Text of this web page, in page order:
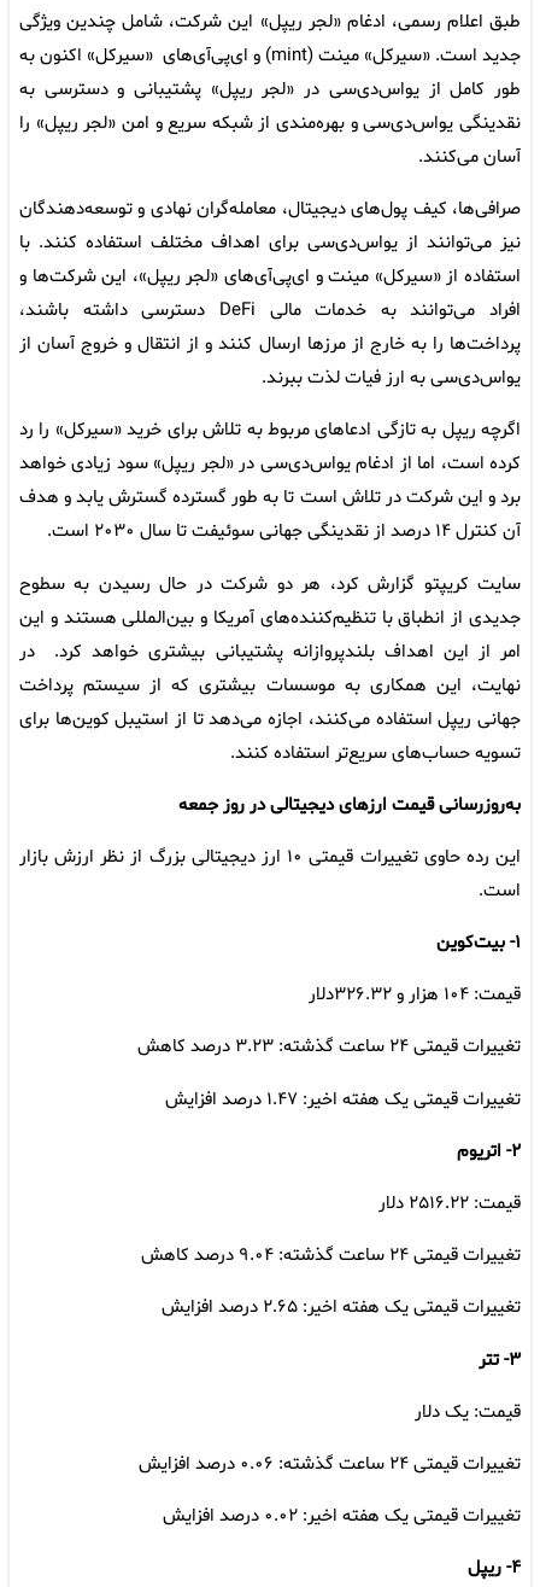
طبق اعلام رسمی، ادغام «لجر ریپل» این شرکت، شامل چندین ویژگی
جدید است. «سیرکل» مینت (mint) و ای‌پی‌آی‌های «سیرکل» اکنون به
طور کامل از یواس‌دی‌سی در «لجر ریپل» پشتیبانی و دسترسی به
نقدینگی یواس‌دی‌سی و بهره‌مندی از شبکه سریع و امن «لجر ریپل» را
آسان می‌کنند.
صرافی‌ها، کیف پول‌های دیجیتال، معامله‌گران نهادی و توسعه‌دهندگان
نیز می‌توانند از یواس‌دی‌سی برای اهداف مختلف استفاده کنند. با
استفاده از «سیرکل» مینت و ای‌پی‌آی‌های «لجر ریپل»، این شرکت‌ها و
افراد می‌توانند به خدمات مالی DeFi دسترسی داشته باشند،
پرداخت‌ها را به خارج از مرزها ارسال کنند و از انتقال و خروج آسان از
یواس‌دی‌سی به ارز فیات لذت ببرند.
اگرچه ریپل به تازگی ادعاهای مربوط به تلاش برای خرید «سیرکل» را رد
کرده است، اما از ادغام یواس‌دی‌سی در «لجر ریپل» سود زیادی خواهد
برد و این شرکت در تلاش است تا به طور گسترده گسترش یابد و هدف
آن کنترل ۱۴ درصد از نقدینگی جهانی سوئیفت تا سال ۲۰۳۰ است.
سایت کریپتو گزارش کرد، هر دو شرکت در حال رسیدن به سطوح
جدیدی از انطباق با تنظیم‌کننده‌های آمریکا و بین‌المللی هستند و این
امر از این اهداف بلندپروازانه پشتیبانی بیشتری خواهد کرد. در
نهایت، این همکاری به موسسات بیشتری که از سیستم پرداخت
جهانی ریپل استفاده می‌کنند، اجازه می‌دهد تا از استیبل کوین‌ها برای
تسویه حساب‌های سریع‌تر استفاده کنند.
به‌روزرسانی قیمت ارزهای دیجیتالی در روز جمعه
این رده حاوی تغییرات قیمتی ۱۰ ارز دیجیتالی بزرگ از نظر ارزش بازار
است.
۱- بیت‌کوین
قیمت: ۱۰۴ هزار و ۳۲۶.۳۲دلار
تغییرات قیمتی ۲۴ ساعت گذشته: ۳.۲۳ درصد کاهش
تغییرات قیمتی یک هفته اخیر: ۱.۴۷ درصد افزایش
۲- اتریوم
قیمت: ۲۵۱۶.۲۲ دلار
تغییرات قیمتی ۲۴ ساعت گذشته: ۹.۰۴ درصد کاهش
تغییرات قیمتی یک هفته اخیر: ۲.۶۵ درصد افزایش
۳- تتر
قیمت: یک دلار
تغییرات قیمتی ۲۴ ساعت گذشته: ۰.۰۶ درصد افزایش
تغییرات قیمتی یک هفته اخیر: ۰.۰۲ درصد افزایش
۴- ریپل